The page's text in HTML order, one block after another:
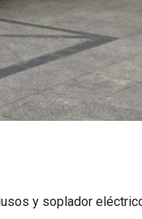
y soplador